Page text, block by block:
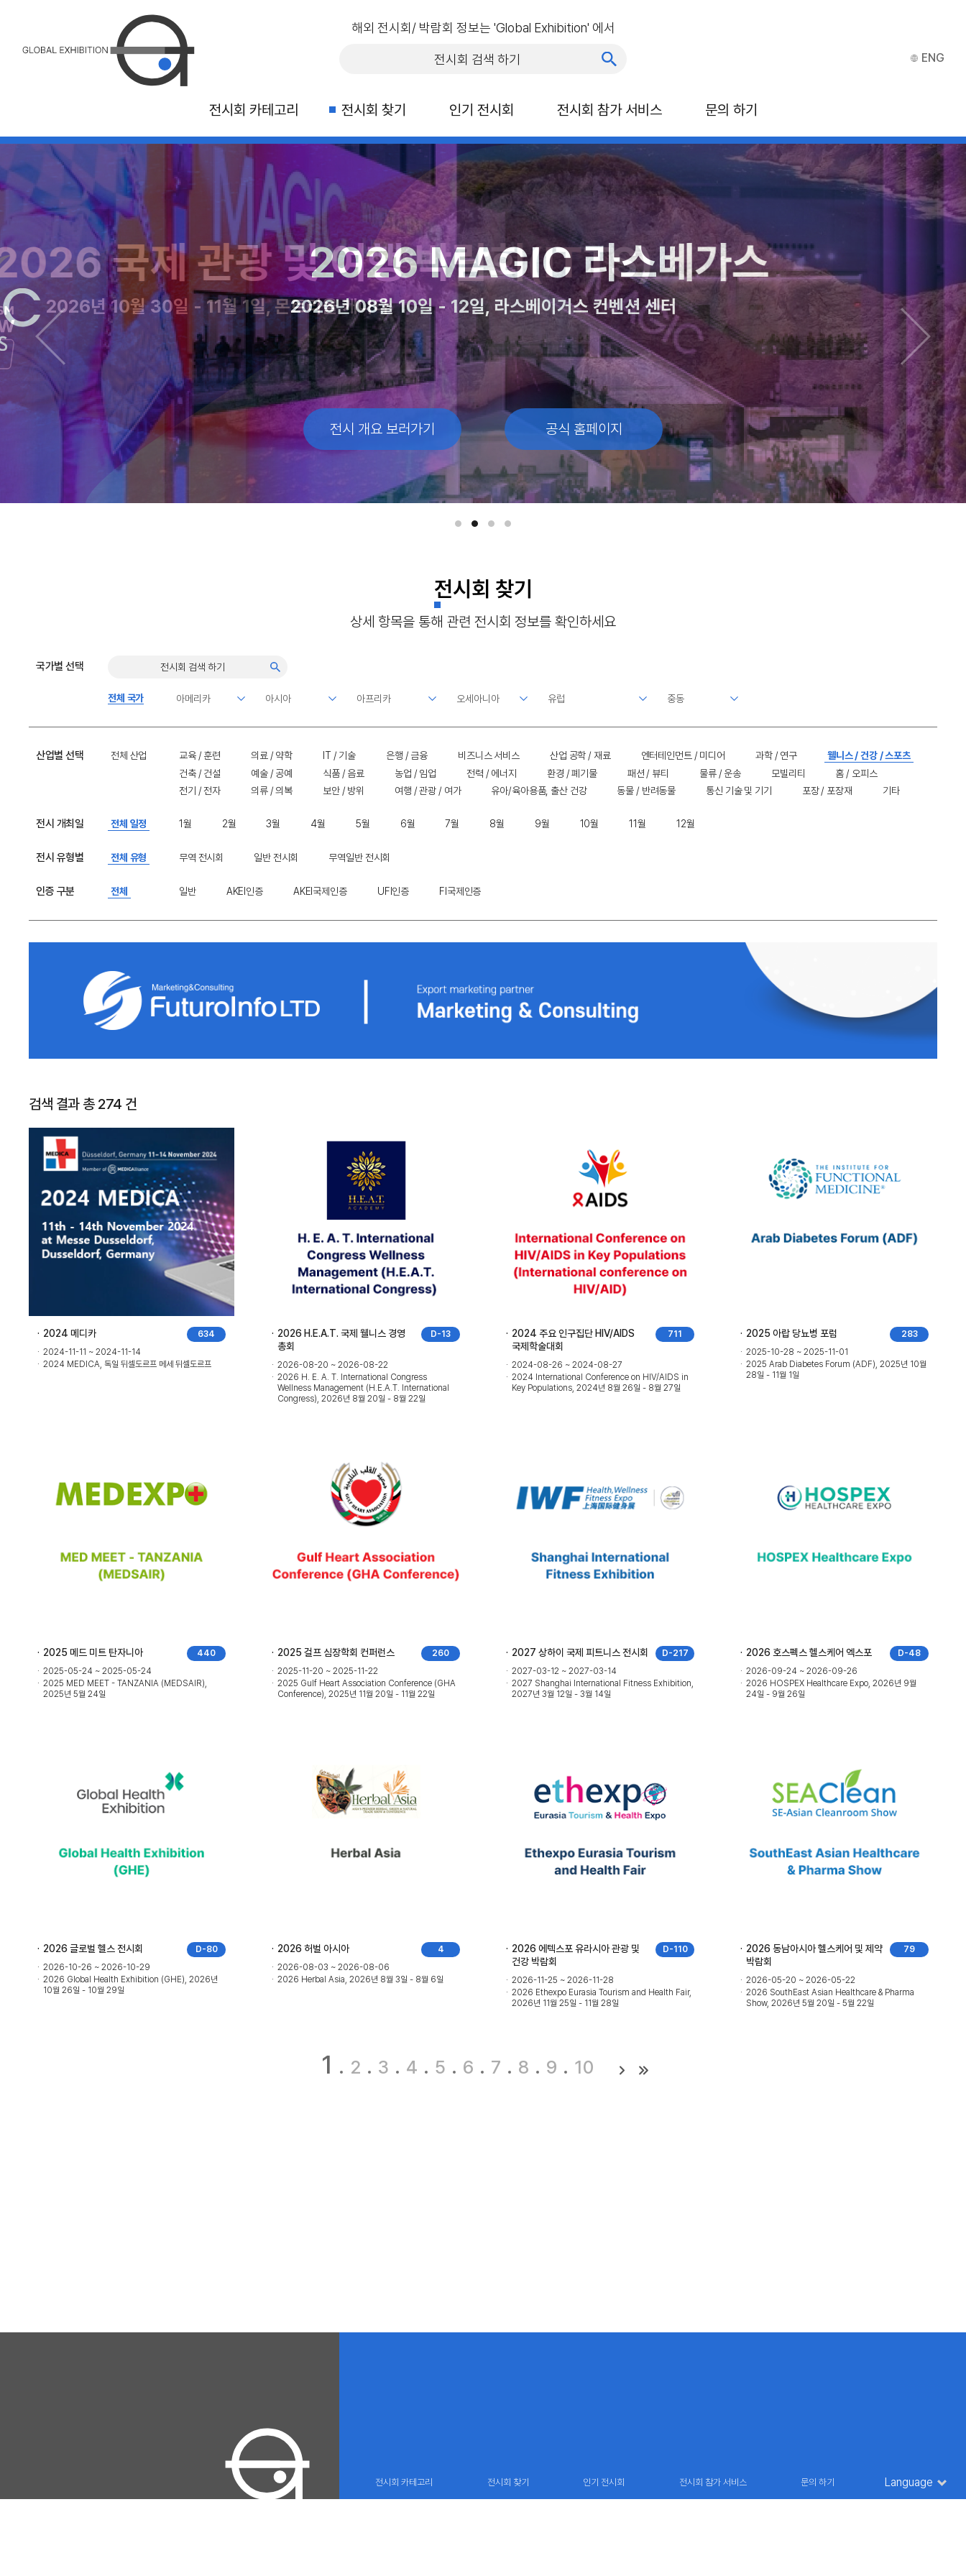
해외 전시회/ 박람회 정보는 'Global Exhibition' 에서
전시회 카테고리 전시회 찾기 인기 전시회 전시회 참가 서비스 문의 하기
ENG
캐나다 국립 박람회 (CNE)
2026년 8월 21일 - 9월 7일 캐나다 토론토, 엑시비션 플레이스
전시 개요 보러가기 공식 홈페이지
2026 ITB 아시아
2026년 10월 21일 - 23일 마리나 베이 샌즈, 싱가포르
전시 개요 보러가기 공식 홈페이지
국제 관광 및 여행 박람회(ITTS)
2026년 10월 30일 - 11월 1일, 몬트리올 캐나다
전시 개요 보러가기 공식 홈페이지
2026 MAGIC 라스베가스
2026년 08월 10일 - 12일, 라스베이거스 컨벤션 센터
전시 개요 보러가기 공식 홈페이지
전시회 찾기
상세 항목을 통해 관련 전시회 정보를 확인하세요
국가별 선택
전체 국가
산업별 선택 전체 산업 교육 / 훈련 의료 / 약학 IT / 기술 은행 / 금융 비즈니스 서비스 산업 공학 / 재료 엔터테인먼트 / 미디어 과학 / 연구
웰니스 / 건강 / 스포츠
건축 / 건설
예술 / 공예 식품 / 음료 농업 / 임업 전력 / 에너지 환경 / 폐기물 패션 / 뷰티 물류 / 운송 모빌리티
홈 / 오피스
전기 / 전자
의류 / 의복 보안 / 방위 여행 / 관광 / 여가 유아/육아용품, 출산 건강 동물 / 반려동물 통신 기술 및 기기 포장 / 포장재 기타
전시 개최일 전체 일정 1월 2월 3월 4월 5월 6월 7월 8월 9월 10월 11월 12월
전시 유형별 전체 유형 무역 전시회 일반 전시회 무역일반 전시회
인증 구분 전체 일반 AKEI인증 AKEI국제인증 UFI인증 FI국제인증
검색 결과 총 274 건
634
2024 메디카
2024-11-11 ~ 2024-11-14
2024 MEDICA, 독일 뒤셀도르프 메세 뒤셀도르프
D-13
2026 H.E.A.T. 국제 웰니스 경영
총회
2026-08-20 ~ 2026-08-22
2026 H. E. A. T. International Congress
Wellness Management (H.E.A.T. International
Congress), 2026년 8월 20일 - 8월 22일
711
2024 주요 인구집단 HIV/AIDS
국제학술대회
2024-08-26 ~ 2024-08-27
2024 International Conference on HIV/AIDS in
Key Populations, 2024년 8월 26일 - 8월 27일
283
2025 아랍 당뇨병 포럼
2025-10-28 ~ 2025-11-01
2025 Arab Diabetes Forum (ADF), 2025년 10월
28일 - 11월 1일
440
2025 메드 미트 탄자니아
2025-05-24 ~ 2025-05-24
2025 MED MEET - TANZANIA (MEDSAIR),
2025년 5월 24일
260
2025 걸프 심장학회 컨퍼런스
2025-11-20 ~ 2025-11-22
2025 Gulf Heart Association Conference (GHA
Conference), 2025년 11월 20일 - 11월 22일
D-217
2027 상하이 국제 피트니스 전시회
2027-03-12 ~ 2027-03-14
2027 Shanghai International Fitness Exhibition,
2027년 3월 12일 - 3월 14일
D-48
2026 호스펙스 헬스케어 엑스포
2026-09-24 ~ 2026-09-26
2026 HOSPEX Healthcare Expo, 2026년 9월
24일 - 9월 26일
D-80
2026 글로벌 헬스 전시회
2026-10-26 ~ 2026-10-29
2026 Global Health Exhibition (GHE), 2026년
10월 26일 - 10월 29일
4
2026 허벌 아시아
2026-08-03 ~ 2026-08-06
2026 Herbal Asia, 2026년 8월 3일 - 8월 6일
D-110
2026 에텍스포 유라시아 관광 및
건강 박람회
2026-11-25 ~ 2026-11-28
2026 Ethexpo Eurasia Tourism and Health Fair,
2026년 11월 25일 - 11월 28일
79
2026 동남아시아 헬스케어 및 제약
박람회
2026-05-20 ~ 2026-05-22
2026 SouthEast Asian Healthcare & Pharma
Show, 2026년 5월 20일 - 5월 22일
1 2 3 4 5 6 7 8 9 10
전시회 카테고리 전시회 찾기 인기 전시회 전시회 참가 서비스 문의 하기 Language